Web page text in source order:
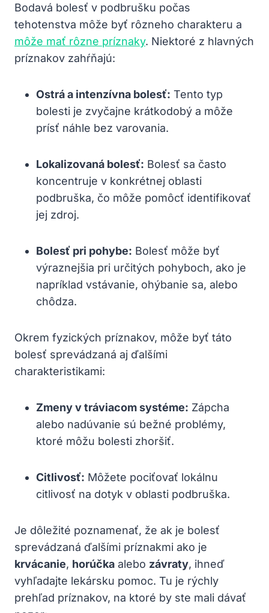
Bodavá bolesť v podbrušku počas
tehotenstva môže byť rôzneho charakteru a
môže mať rôzne príznaky. Niektoré z hlavných
príznakov zahŕňajú:
Ostrá a intenzívna bolesť: Tento typ
bolesti je zvyčajne krátkodobý a môže
prísť náhle bez varovania.
Lokalizovaná bolesť: Bolesť sa často
koncentruje v konkrétnej oblasti
podbruška, čo môže pomôcť identifikovať
jej zdroj.
Bolesť pri pohybe: Bolesť môže byť
výraznejšia pri určitých pohyboch, ako je
napríklad vstávanie, ohýbanie sa, alebo
chôdza.
Okrem fyzických príznakov, môže byť táto
bolesť sprevádzaná aj ďalšími
charakteristikami:
Zmeny v tráviacom systéme: Zápcha
alebo nadúvanie sú bežné problémy,
ktoré môžu bolesti zhoršiť.
Citlivosť: Môžete pociťovať lokálnu
citlivosť na dotyk v oblasti podbruška.
Je dôležité poznamenať, že ak je bolesť
sprevádzaná ďalšími príznakmi ako je
krvácanie, horúčka alebo závraty, ihneď
vyhľadajte lekársku pomoc. Tu je rýchly
prehľad príznakov, na ktoré by ste mali dávať